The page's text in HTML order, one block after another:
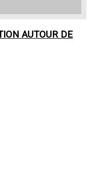
AUTOUR DE